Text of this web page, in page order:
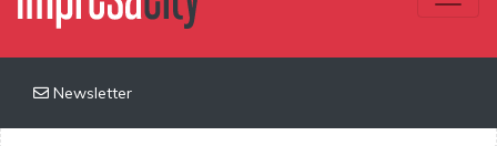
Newsletter